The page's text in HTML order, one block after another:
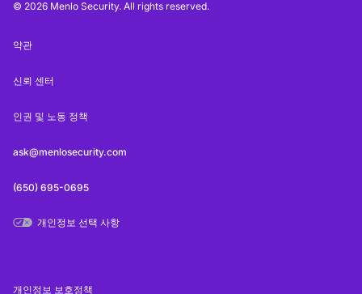
© 2026 Menlo Security. All rights reserved.
약관
신뢰 센터
인권 및 노동 정책
ask@menlosecurity.com
(650) 695-0695
개인정보 선택 사항
개인정보 보호정책